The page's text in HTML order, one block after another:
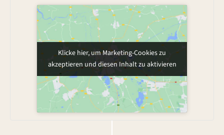
Klicke hier, um Marketing-Cookies zu
akzeptieren und diesen Inhalt zu aktivieren